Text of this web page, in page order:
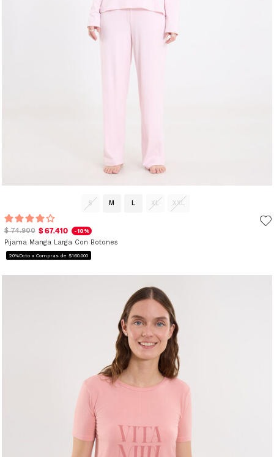
S M L XL XXL
$ 74.900 $ 67.410 -10%
Pijama Manga Larga Con Botones
20%Dcto x Compras de $160.000